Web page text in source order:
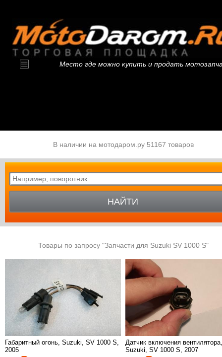
Место где можно купить и продать
В наличии на мотодаром.ру 51167 товаров
НАЙТИ
Товары по запросу "Запчасти для Suzuki SV 1000 S"
Габаритный огонь, Suzuki, SV 1000 S,
2005
Датчик включения
Suzuki, SV 1000 S, 2007